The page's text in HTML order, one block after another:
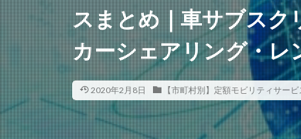
スまとめ｜車サブスク
カーシェアリング・レ
2020年2月8日 【市町村別】定額モビリティサービ